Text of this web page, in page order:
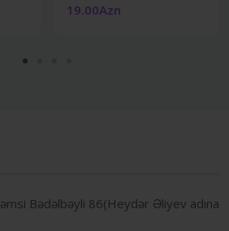
19.00Azn
Bədəlbəyli 86(Heydər Əliyev adına